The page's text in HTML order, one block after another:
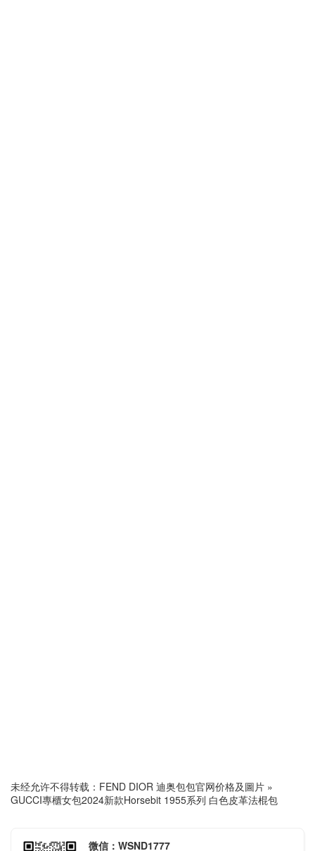
未经允许不得转载： FEND DIOR 迪奥包包官网价格及圖片 »
GUCCI專櫃女包2024新款Horsebit 1955系列 白色皮革法棍包
微信：WSND1777